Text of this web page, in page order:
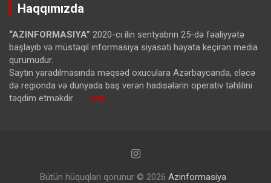
Haqqımızda
“AZINFORMASIYA” 2020-cı ilin sentyabrın 25-də fəaliyyətə
başlayıb və müstəqil informasiya siyasəti həyata keçirən media
qurumudur.
Saytın yaradılmasında məqsəd oxuculara Azərbaycanda, eləcə
də regionda və dünyada baş verən hadisələrin operativ təhlilini
təqdim etməkdir ardı …
Bütün hüquqları qorunur © 2026 Azinformasiya